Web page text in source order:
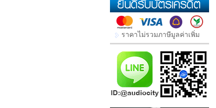
ราคาไม่รวมภาษีมูลค่าเพิ่ม